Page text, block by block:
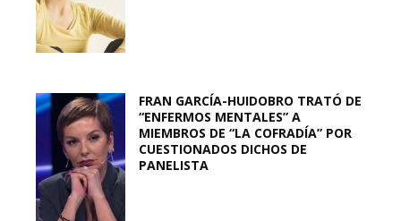
FRAN GARCÍA-HUIDOBRO TRATÓ DE
“ENFERMOS MENTALES” A
MIEMBROS DE “LA COFRADÍA” POR
CUESTIONADOS DICHOS DE
PANELISTA